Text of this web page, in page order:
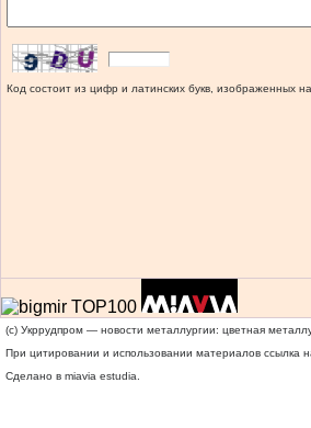
Код состоит из цифр и латинских букв, изображенных
(c) Укррудпром — новости металлургии: цветная
При цитировании и использовании материалов ссылка
Сделано в miavia estudia.